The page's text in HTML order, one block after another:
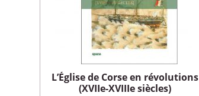
L’Église de Corse en révolutions
(XVIIe-XVIIIe siècles)